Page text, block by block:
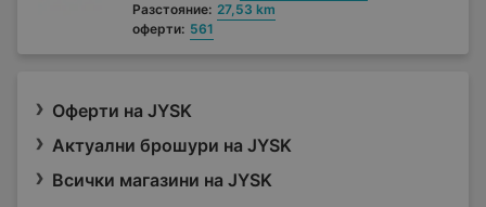
Разстояние: 27,53 km
оферти: 561
Оферти на JYSK
Актуални брошури на JYSK
Всички магазини на JYSK